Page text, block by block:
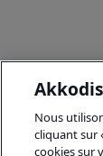
Nous
cliquant sur
cookies sur